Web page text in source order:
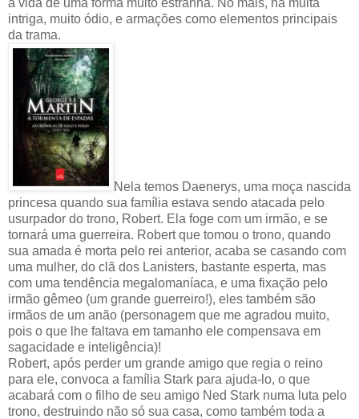
intriga, muito ódio, e armações como elementos principais
da trama.
Nela temos Daenerys, uma moça nascida
princesa quando sua família estava sendo atacada pelo
usurpador do trono, Robert. Ela foge com um irmão, e se
tornará uma guerreira. Robert que tomou o trono, quando
sua amada é morta pelo rei anterior, acaba se casando com
uma mulher, do clã dos Lanisters, bastante esperta, mas
com uma tendência megalomaníaca, e uma fixação pelo
irmão gêmeo (um grande guerreiro!), eles também são
irmãos de um anão (personagem que me agradou muito,
pois o que lhe faltava em tamanho ele compensava em
sagacidade e inteligência)!
Robert, após perder um grande amigo que regia o reino
para ele, convoca a família Stark para ajuda-lo, o que
acabará com o filho de seu amigo Ned Stark numa luta pelo
trono, destruindo não só sua casa, como também toda a